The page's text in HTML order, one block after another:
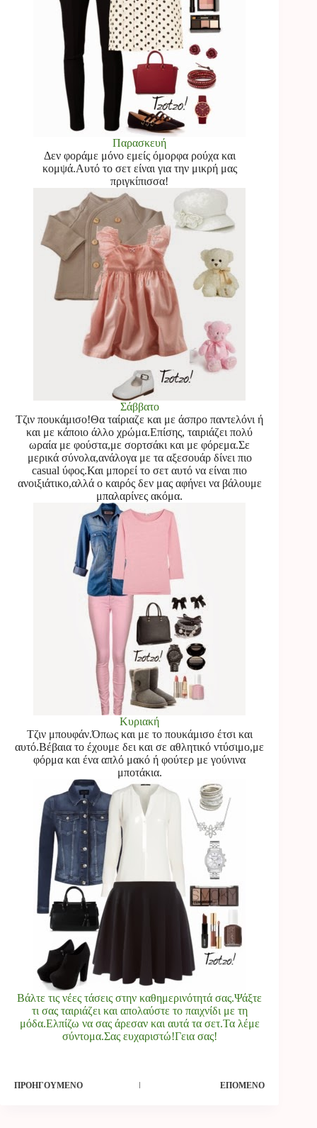
Παρασκευή
Δεν φοράμε μόνο εμείς όμορφα ρούχα και
κομψά.Αυτό το σετ είναι για την μικρή μας
πριγκίπισσα!
Σάββατο
Τζιν πουκάμισο!Θα ταίριαζε και με άσπρο παντελόνι ή
και με κάποιο άλλο χρώμα.Επίσης, ταιριάζει πολύ
ωραία με φούστα,με σορτσάκι και με φόρεμα.Σε
μερικά σύνολα,ανάλογα με τα αξεσουάρ δίνει πιο
casual ύφος.Και μπορεί το σετ αυτό να είναι πιο
ανοιξιάτικο,αλλά ο καιρός δεν μας αφήνει να βάλουμε
μπαλαρίνες ακόμα.
Κυριακή
Τζιν μπουφάν.Όπως και με το πουκάμισο έτσι και
αυτό.Βέβαια το έχουμε δει και σε αθλητικό ντύσιμο,με
φόρμα και ένα απλό μακό ή φούτερ με γούνινα
μποτάκια.
Βάλτε τις νέες τάσεις στην καθημερινότητά σας.Ψάξτε
τι σας ταιριάζει και απολαύστε το παιχνίδι με τη
μόδα.Ελπίζω να σας άρεσαν και αυτά τα σετ.Τα λέμε
σύντομα.Σας ευχαριστώ!Γεια σας!
ΠΡΟΗΓΟΎΜΕΝΟ ΕΠΌΜΕΝΟ